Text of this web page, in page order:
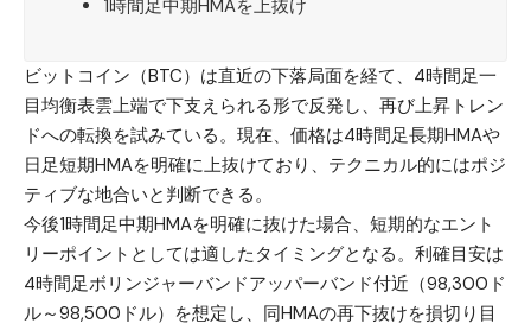
1時間足中期HMAを上抜け
ビットコイン（BTC） は直近の下落局面を経て、4時間足一
目均衡表雲上端で下支えられる形で反発し、再び上昇トレン
ドへの転換を試みている。現在、価格は4時間足長期HMAや
日足短期HMAを明確に上抜けており、テクニカル的にはポジ
ティブな地合いと判断できる。
今後1時間足中期HMAを明確に抜けた場合、短期的なエント
リーポイントとしては適したタイミングとなる。利確目安は
4時間足ボリンジャーバンドアッパーバンド付近（98,300ド
ル～98,500ドル）を想定し、同HMAの再下抜けを損切り目